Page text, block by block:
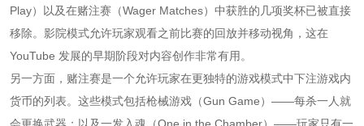
Play）以及在赌注赛（Wager Matches）中获胜的几项奖杯已被直接
移除。影院模式允许玩家观看之前比赛的回放并移动视角，这在
YouTube 发展的早期阶段对内容创作非常有用。
另一方面，赌注赛是一个允许玩家在更独特的游戏模式中下注游戏内
货币的列表。这些模式包括枪械游戏（Gun Game）——每杀一人就